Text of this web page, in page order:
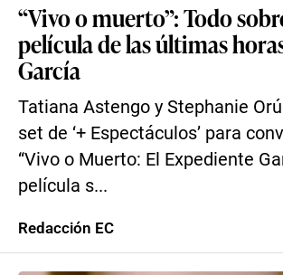
“Vivo o muerto”: Todo
película de las últimas
García
Tatiana Astengo y Stephanie
set de ‘+ Espectáculos’ para
“Vivo o Muerto: El Expediente
película s...
Redacción EC